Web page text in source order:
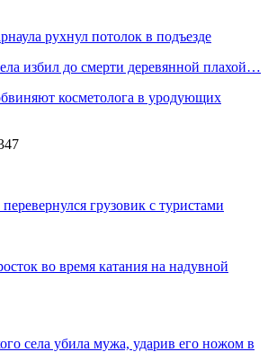
рухнул потолок в подъезде
избил до смерти деревянной плахой…
косметолога в уродующих
грузовик с туристами
во время катания на надувной
села убила мужа, ударив его ножом в